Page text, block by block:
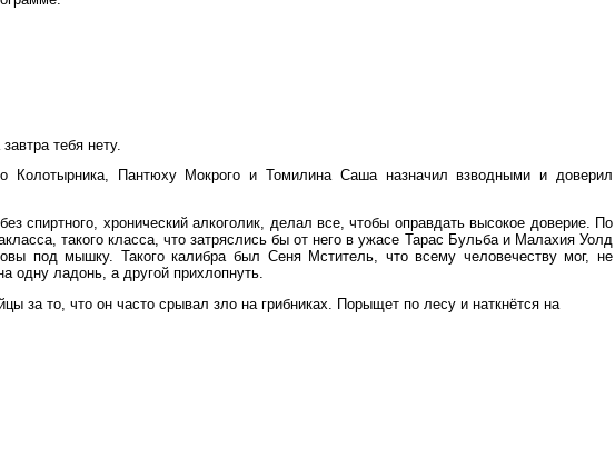
тебя нету.
Колотырника, Пантюху Мокрого и Томилина Саша назначил взводными и доверил
спиртного, хронический алкоголик, делал все, чтобы оправдать высокое доверие. По
такого класса, что затряслись бы от него в ужасе Тарас Бульба и Малахия Уолд
под мышку. Такого калибра был Сеня Мститель, что всему человечеству мог, не
одну ладонь, а другой прихлопнуть.
за то, что он часто срывал зло на грибниках. Порыщет по лесу и наткнётся на